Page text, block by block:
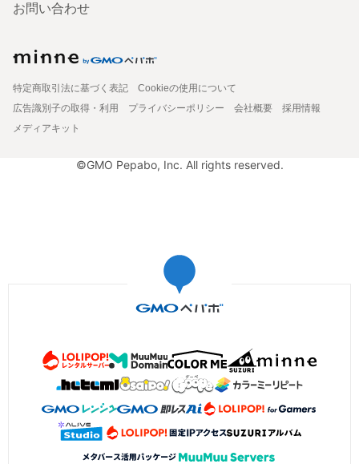
お問い合わせ
特定商取引法に基づく表記
Cookieの使用について
広告識別子の取得・利用
プライバシーポリシー 会社概要
採用情報
メディアキット
©GMO Pepabo, Inc. All rights reserved.